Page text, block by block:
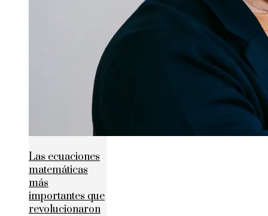
Las ecuaciones
matemáticas
más
importantes que
revolucionaron